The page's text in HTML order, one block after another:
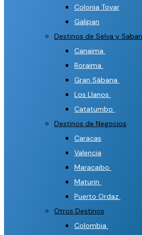
Colonia Tovar
Galipan
Destinos de Selva y
Canaima
Roraima
Gran Sábana
Los Llanos
Catatumbo
Destinos de Negocios
Caracas
Valencia
Maracaibo
Maturin
Puerto Ordaz
Otros Destinos
Colombia